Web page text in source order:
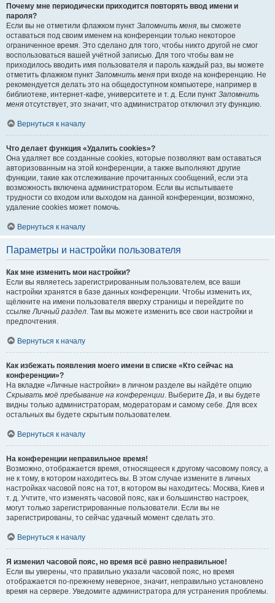
Почему мне периодически приходится повторять ввод имени и
пароля?
Если вы не отметили флажком пункт Запомнить меня, вы сможете
оставаться под своим именем на конференции только некоторое
ограниченное время. Это сделано для того, чтобы никто другой не смог
воспользоваться вашей учётной записью. Для того чтобы вам не
приходилось вводить имя пользователя и пароль каждый раз, вы можете
отметить флажком пункт Запомнить меня при входе на конференцию. Не
рекомендуется делать это на общедоступном компьютере, например в
библиотеке, интернет-кафе, университете и т. д. Если пункт Запомнить
меня отсутствует, это значит, что администратор отключил эту функцию.
Вернуться к началу
Что делает функция «Удалить cookies»?
Она удаляет все созданные cookies, которые позволяют вам оставаться
авторизованным на этой конференции, а также выполняют другие
функции, такие как отслеживание прочитанных сообщений, если эта
возможность включена администратором. Если вы испытываете
трудности со входом или выходом на данной конференции, возможно,
удаление cookies может помочь.
Вернуться к началу
Параметры и настройки пользователя
Как мне изменить мои настройки?
Если вы являетесь зарегистрированным пользователем, все ваши
настройки хранятся в базе данных конференции. Чтобы изменить их,
щёлкните на имени пользователя вверху страницы и перейдите по
ссылкеЛичный раздел. Там вы можете изменить все свои настройки и
предпочтения.
Вернуться к началу
Как избежать появления моего имени в списке «Кто сейчас на
конференции»?
На вкладке «Личные настройки» в личном разделе вы найдёте опцию
Скрывать моё пребывание на конференции. ВыберитеДа, и вы будете
видны только администраторам, модераторам и самому себе. Для всех
остальных вы будете скрытым пользователем.
Вернуться к началу
На конференции неправильное время!
Возможно, отображается время, относящееся к другому часовому поясу, а
не к тому, в котором находитесь вы. В этом случае измените в личных
настройках часовой пояс на тот, в котором вы находитесь: Москва, Киев и
т. д. Учтите, что изменять часовой пояс, как и большинство настроек,
могут только зарегистрированные пользователи. Если вы не
зарегистрированы, то сейчас удачный момент сделать это.
Вернуться к началу
Я изменил часовой пояс, но время всё равно неправильное!
Если вы уверены, что правильно указали часовой пояс, но время
отображается по-прежнему неверное, значит, неправильно установлено
время на сервере. Уведомите администратора для устранения проблемы.